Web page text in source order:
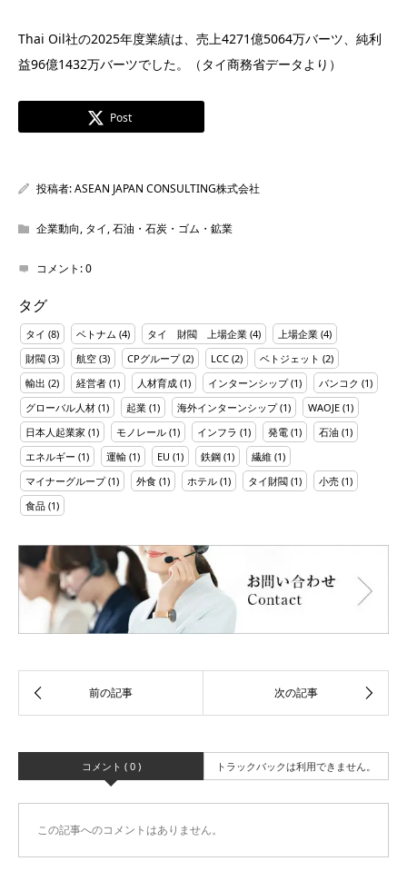
Thai Oil社の2025年度業績は、売上4271億5064万バーツ、純利
益96億1432万バーツでした。（タイ商務省データより）
Post
投稿者:ASEAN JAPAN CONSULTING株式会社
企業動向, タイ,石油・石炭・ゴム・鉱業
コメント:0
タグ
タイ (8) ベトナム (4) タイ 財閥 上場企業 (4) 上場企業 (4)
財閥 (3) 航空 (3) CPグループ(2) LCC (2) ベトジェット (2)
輸出 (2) 経営者 (1) 人材育成 (1) インターンシップ(1) バンコク (1)
グローバル人材 (1) 起業 (1) 海外インターンシップ(1) WAOJE (1)
日本人起業家 (1) モノレール (1) インフラ (1) 発電 (1) 石油 (1)
エネルギー (1) 運輸 (1) EU (1) 鉄鋼 (1) 繊維 (1)
マイナーグループ(1) 外食 (1) ホテル (1) タイ財閥 (1) 小売 (1)
食品 (1)
コメント ( 0 ) トラックバックは利用できません。
この記事へのコメントはありません。